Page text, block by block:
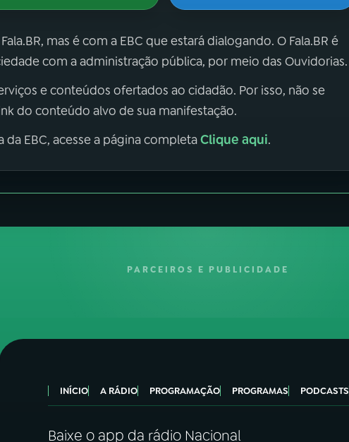
mas é com a EBC que estará dialogando. O Fala.BR é
com a administração pública, por meio das Ouvidorias.
e conteúdos ofertados ao cidadão. Por isso, não se
do conteúdo alvo de sua manifestação.
EBC, acesse a página completaClique aqui.
PARCEIROS E PUBLICIDADE
INÍCIO A RÁDIO PROGRAMAÇÃO PROGRAMAS PODCASTS
Baixe o app da rádio Nacional